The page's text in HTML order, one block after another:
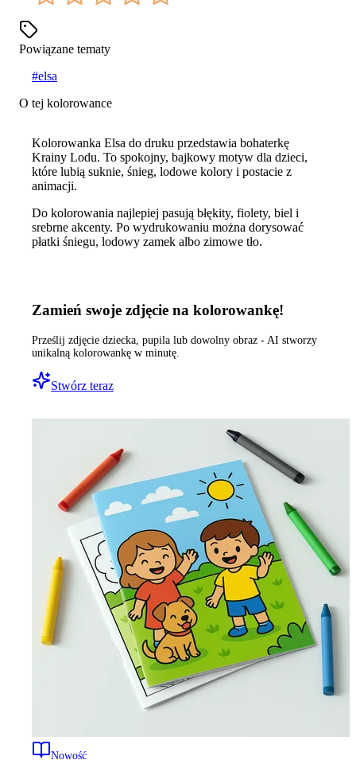
Powiązane tematy
#elsa
O tej kolorowance
Kolorowanka Elsa do druku przedstawia bohaterkę
Krainy Lodu. To spokojny, bajkowy motyw dla dzieci,
które lubią suknie, śnieg, lodowe kolory i postacie z
animacji.
Do kolorowania najlepiej pasują błękity, fiolety, biel i
srebrne akcenty. Po wydrukowaniu można dorysować
płatki śniegu, lodowy zamek albo zimowe tło.
Zamień swoje zdjęcie na kolorowankę!
Prześlij zdjęcie dziecka, pupila lub dowolny obraz - AI stworzy
unikalną kolorowankę w minutę.
Stwórz teraz
Nowość